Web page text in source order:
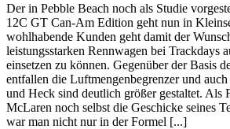
Der in Pebble Beach noch als Studie
12C GT Can-Am Edition geht nun in
wohlhabende Kunden geht damit der
leistungsstarken Rennwagen bei Trackdays
einsetzen zu können. Gegenüber der Basis
entfallen die Luftmengenbegrenzer und
und Heck sind deutlich größer gestaltet. Als
McLaren noch selbst die Geschicke seines
war man nicht nur in der Formel [...]